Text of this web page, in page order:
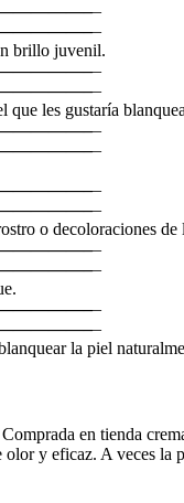
–
–
brillo juvenil.
–
–
les gustaría
–
–
–
–
o decoloraciones de
–
–
–
–
la piel
Comprada en tienda
olor y eficaz. A veces la